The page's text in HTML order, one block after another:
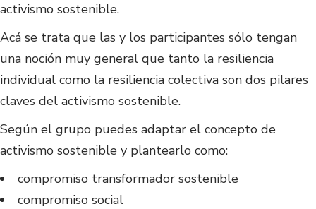
activismo sostenible.
Acá se trata que las y los participantes sólo tengan
una noción muy general que tanto la resiliencia
individual como la resiliencia colectiva son dos pilares
claves del activismo sostenible.
Según el grupo puedes adaptar el concepto de
activismo sostenible y plantearlo como:
compromiso transformador sostenible
compromiso social